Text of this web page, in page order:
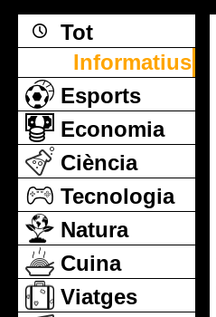
Tot
Informatius
Esports
Economia
Ciència
Tecnologia
Natura
Cuina
Viatges